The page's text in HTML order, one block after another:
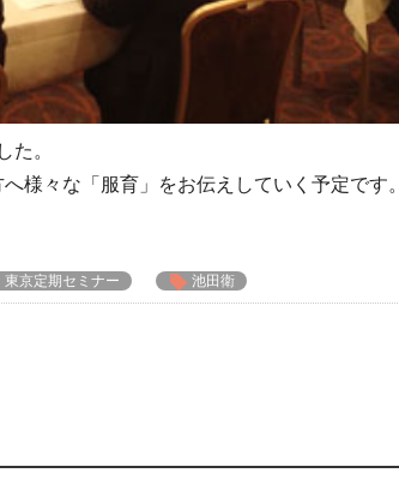
た。
様々な「服育」をお伝えしていく予定です。
東京定期セミナー 池田衛